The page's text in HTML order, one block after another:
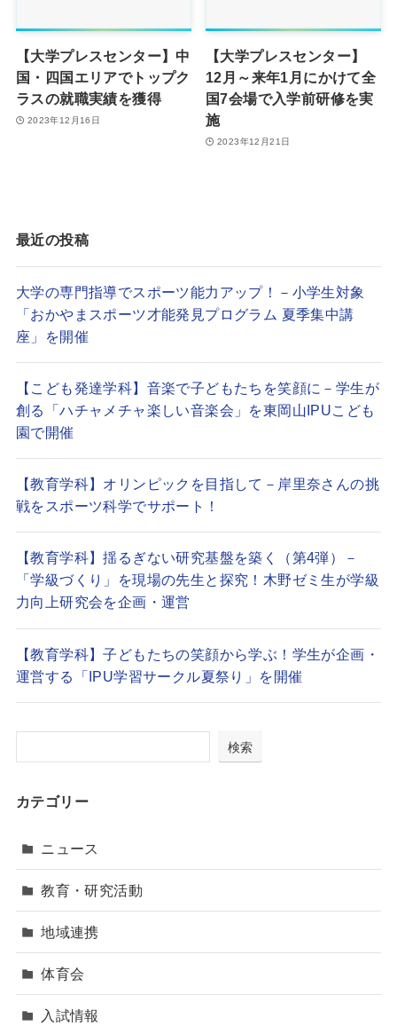
【大学プレスセンター】中
国・四国エリアでトップク
ラスの就職実績を獲得
2023年12月16日
【大学プレスセンター】
12月～来年1月にかけて全
国7会場で入学前研修を実
施
2023年12月21日
最近の投稿
大学の専門指導でスポーツ能力アップ！－小学生対象
「おかやまスポーツ才能発見プログラム 夏季集中講
座」を開催
【こども発達学科】音楽で子どもたちを笑顔に－学生が
創る「ハチャメチャ楽しい音楽会」を東岡山IPUこども
園で開催
【教育学科】オリンピックを目指して－岸里奈さんの挑
戦をスポーツ科学でサポート！
【教育学科】揺るぎない研究基盤を築く（第4弾）－
「学級づくり」を現場の先生と探究！木野ゼミ生が学級
力向上研究会を企画・運営
【教育学科】子どもたちの笑顔から学ぶ！学生が企画・
運営する「IPU学習サークル夏祭り」を開催
検索
カテゴリー
ニュース
教育・研究活動
地域連携
体育会
入試情報